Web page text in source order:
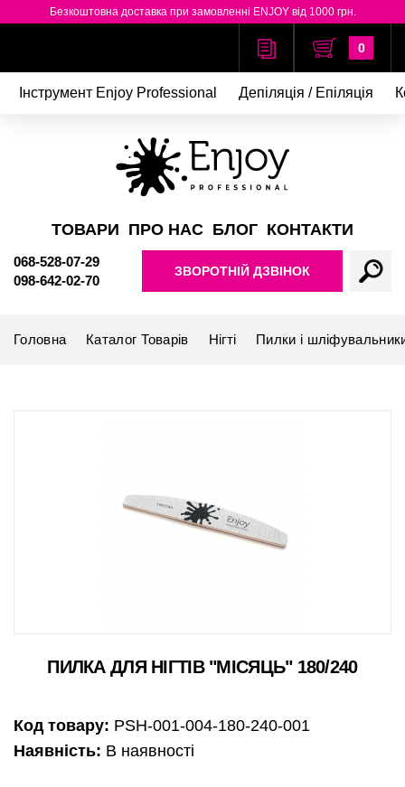
Безкоштовна доставка при замовленні ENJOY від 1000 грн.
0
Інструмент Enjoy Professional Депіляція / Епіляція
ТОВАРИ ПРО НАС БЛОГ КОНТАКТИ
068-528-07-29
098-642-02-70
ЗВОРОТНІЙ ДЗВІНОК
Головна Каталог Товарів Нігті Пилки і
ПИЛКА ДЛЯ НІГТІВ "МІСЯЦЬ" 180/240
Код товару: PSH-001-004-180-240-001
Наявність: В наявності